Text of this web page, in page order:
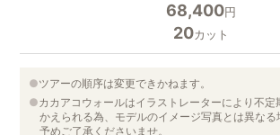
68,400円
20カット
ツアーの順序は変更できかねます。
カカアコウォールはイラストレーターにより不定
かえられる為、モデルのイメージ写真とは異なる
予めご了承くださいませ。